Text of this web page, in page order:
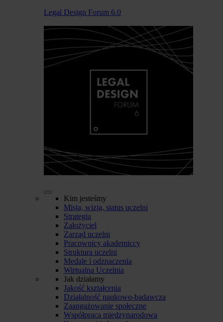
Legal Design Forum 6.0
Kim jesteśmy
Misja, wizja, status uczelni
Strategia
Założyciel
Zarząd uczelni
Pracownicy akademiccy
Struktura uczelni
Medale i odznaczenia
Wirtualna Uczelnia
Jak działamy
Jakość kształcenia
Działalność naukowo-badawcza
Zaangażowanie społeczne
Współpraca międzynarodowa